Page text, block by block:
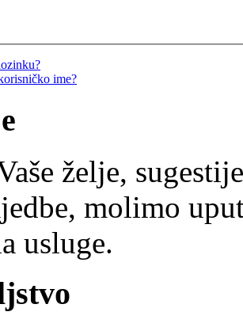
ime?
želje,
molimo
usluge.